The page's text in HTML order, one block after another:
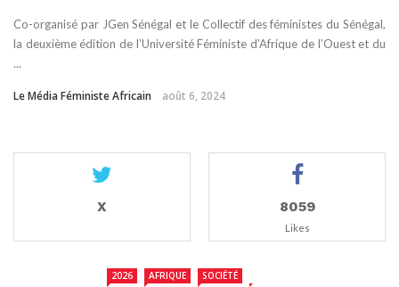
Co-organisé par JGen Sénégal et le Collectif des féministes du Sénégal,
la deuxième édition de l’Université Féministe d’Afrique de l’Ouest et du
...
Le Média Féministe Africain août 6, 2024
X 8059
Likes
2026 AFRIQUE SOCIÉTÉ